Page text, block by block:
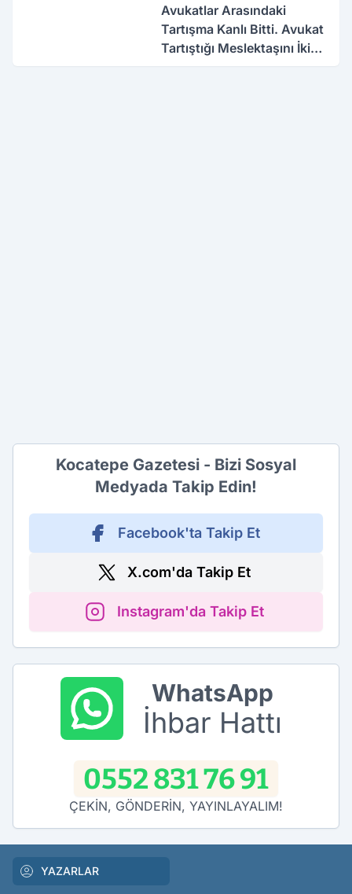
Avukatlar Arasındaki
Tartışma Kanlı Bitti. Avukat
Tartıştığı Meslektaşını İki
Kocatepe Gazetesi - Bizi Sosyal
Medyada Takip Edin!
Facebook'ta Takip Et
X.com'da Takip Et
Instagram'da Takip Et
WhatsApp
İhbar Hattı
0552 831 76 91
ÇEKİN, GÖNDERİN, YAYINLAYALIM!
YAZARLAR